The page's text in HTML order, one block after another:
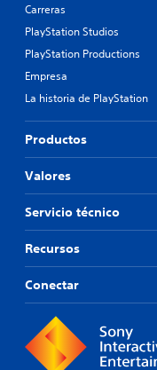
Carreras
PlayStation Studios
PlayStation Productions
Empresa
La historia de PlayStation
Productos
Valores
Servicio técnico
Recursos
Conectar